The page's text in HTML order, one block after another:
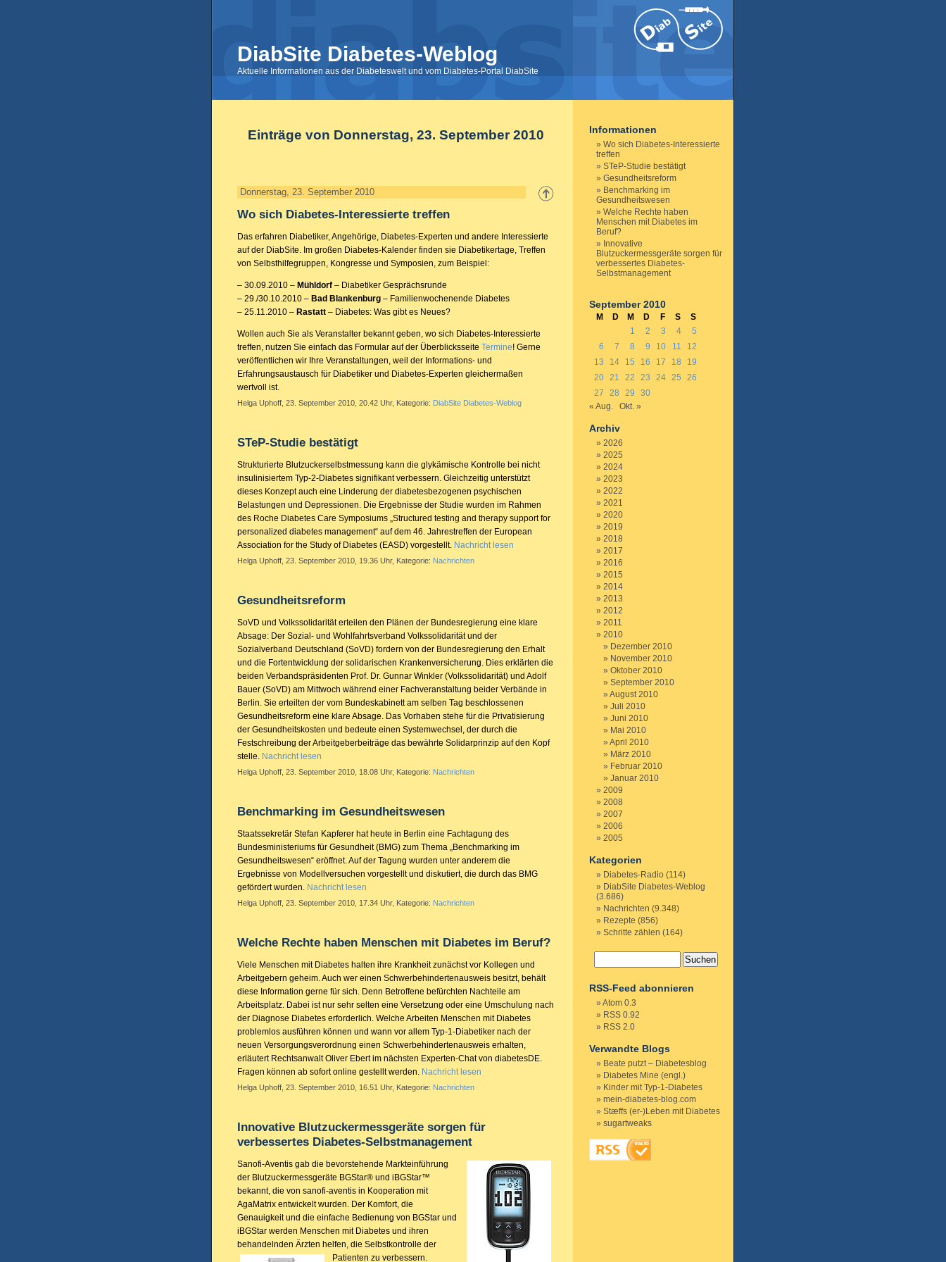
DiabSite Diabetes-Weblog
Aktuelle Informationen aus der Diabeteswelt und vom Diabetes-Portal DiabSite
Einträge von Donnerstag, 23. September 2010
Donnerstag, 23. September 2010
Wo sich Diabetes-Interessierte treffen
Das erfahren Diabetiker, Angehörige, Diabetes-Experten und andere Interessierte
auf der DiabSite. Im großen Diabetes-Kalender finden sie Diabetikertage, Treffen
von Selbsthilfegruppen, Kongresse und Symposien, zum Beispiel:
– 30.09.2010 – Mühldorf – Diabetiker Gesprächsrunde
– 29./30.10.2010 – Bad Blankenburg – Familienwochenende Diabetes
– 25.11.2010 – Rastatt – Diabetes: Was gibt es Neues?
Wollen auch Sie als Veranstalter bekannt geben, wo sich Diabetes-Interessierte
treffen, nutzen Sie einfach das Formular auf der Überblicksseite Termine! Gerne
veröffentlichen wir Ihre Veranstaltungen, weil der Informations- und
Erfahrungsaustausch für Diabetiker und Diabetes-Experten gleichermaßen
wertvoll ist.
Helga Uphoff, 23. September 2010, 20.42 Uhr, Kategorie: DiabSite Diabetes-Weblog
STeP-Studie bestätigt
Strukturierte Blutzuckerselbstmessung kann die glykämische Kontrolle bei nicht
insulinisiertem Typ-2-Diabetes signifikant verbessern. Gleichzeitig unterstützt
dieses Konzept auch eine Linderung der diabetesbezogenen psychischen
Belastungen und Depressionen. Die Ergebnisse der Studie wurden im Rahmen
des Roche Diabetes Care Symposiums „Structured testing and therapy support for
personalized diabetes management“ auf dem 46. Jahrestreffen der European
Association for the Study of Diabetes (EASD) vorgestellt. Nachricht lesen
Helga Uphoff, 23. September 2010, 19.36 Uhr, Kategorie: Nachrichten
Gesundheitsreform
SoVD und Volkssolidarität erteilen den Plänen der Bundesregierung eine klare
Absage: Der Sozial- und Wohlfahrtsverband Volkssolidarität und der
Sozialverband Deutschland (SoVD) fordern von der Bundesregierung den Erhalt
und die Fortentwicklung der solidarischen Krankenversicherung. Dies erklärten die
beiden Verbandspräsidenten Prof. Dr. Gunnar Winkler (Volkssolidarität) und Adolf
Bauer (SoVD) am Mittwoch während einer Fachveranstaltung beider Verbände in
Berlin. Sie erteilten der vom Bundeskabinett am selben Tag beschlossenen
Gesundheitsreform eine klare Absage. Das Vorhaben stehe für die Privatisierung
der Gesundheitskosten und bedeute einen Systemwechsel, der durch die
Festschreibung der Arbeitgeberbeiträge das bewährte Solidarprinzip auf den Kopf
stelle. Nachricht lesen
Helga Uphoff, 23. September 2010, 18.08 Uhr, Kategorie: Nachrichten
Benchmarking im Gesundheitswesen
Staatssekretär Stefan Kapferer hat heute in Berlin eine Fachtagung des
Bundesministeriums für Gesundheit (BMG) zum Thema „Benchmarking im
Gesundheitswesen“ eröffnet. Auf der Tagung wurden unter anderem die
Ergebnisse von Modellversuchen vorgestellt und diskutiert, die durch das BMG
gefördert wurden. Nachricht lesen
Helga Uphoff, 23. September 2010, 17.34 Uhr, Kategorie: Nachrichten
Welche Rechte haben Menschen mit Diabetes im Beruf?
Viele Menschen mit Diabetes halten ihre Krankheit zunächst vor Kollegen und
Arbeitgebern geheim. Auch wer einen Schwerbehindertenausweis besitzt, behält
diese Information gerne für sich. Denn Betroffene befürchten Nachteile am
Arbeitsplatz. Dabei ist nur sehr selten eine Versetzung oder eine Umschulung nach
der Diagnose Diabetes erforderlich. Welche Arbeiten Menschen mit Diabetes
problemlos ausführen können und wann vor allem Typ-1-Diabetiker nach der
neuen Versorgungsverordnung einen Schwerbehindertenausweis erhalten,
erläutert Rechtsanwalt Oliver Ebert im nächsten Experten-Chat von diabetesDE.
Fragen können ab sofort online gestellt werden. Nachricht lesen
Helga Uphoff, 23. September 2010, 16.51 Uhr, Kategorie: Nachrichten
Innovative Blutzuckermessgeräte sorgen für
verbessertes Diabetes-Selbstmanagement
Sanofi-Aventis gab die bevorstehende Markteinführung
der Blutzuckermessgeräte BGStar® und iBGStar™
bekannt, die von sanofi-aventis in Kooperation mit
AgaMatrix entwickelt wurden. Der Komfort, die
Genauigkeit und die einfache Bedienung von BGStar und
iBGStar werden Menschen mit Diabetes und ihren
behandelnden Ärzten helfen, die Selbstkontrolle der
Patienten zu verbessern.
Informationen
Wo sich Diabetes-Interessierte
treffen
STeP-Studie bestätigt
Gesundheitsreform
Benchmarking im
Gesundheitswesen
Welche Rechte haben
Menschen mit Diabetes im
Beruf?
Innovative
Blutzuckermessgeräte sorgen für
verbessertes Diabetes-
Selbstmanagement
September 2010
M D M D F S
S
1
2 3 4
5
6
7 8 9 10 11
12
13
14 15 16 17 18
19
20 21 22 23 24 25
26
27
28 29
30
« Aug.
Okt. »
Archiv
2026
2025
2024
2023
2022
2021
2020
2019
2018
2017
2016
2015
2014
2013
2012
2011
2010
Dezember 2010
November 2010
Oktober 2010
September 2010
August 2010
Juli 2010
Juni 2010
Mai 2010
April 2010
März 2010
Februar 2010
Januar 2010
2009
2008
2007
2006
2005
Kategorien
Diabetes-Radio (114)
DiabSite Diabetes-Weblog
(3.686)
Nachrichten (9.348)
Rezepte (856)
Schritte zählen (164)
RSS-Feed abonnieren
Atom 0.3
RSS 0.92
RSS 2.0
Verwandte Blogs
Beate putzt – Diabetesblog
Diabetes Mine (engl.)
Kinder mit Typ-1-Diabetes
mein-diabetes-blog.com
Stæffs (er-)Leben mit Diabetes
sugartweaks